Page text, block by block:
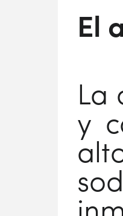
El
La
y